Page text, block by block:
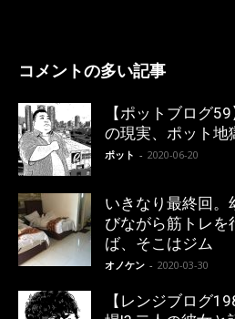
コメントの多い記事
【ポットブログ
の現実、ポット地
ポット - 2020-06-20
いきなり最終回。
びながら筋トレを
ば、そこはジム
オノケン - 2020-03-30
【レンジブログ